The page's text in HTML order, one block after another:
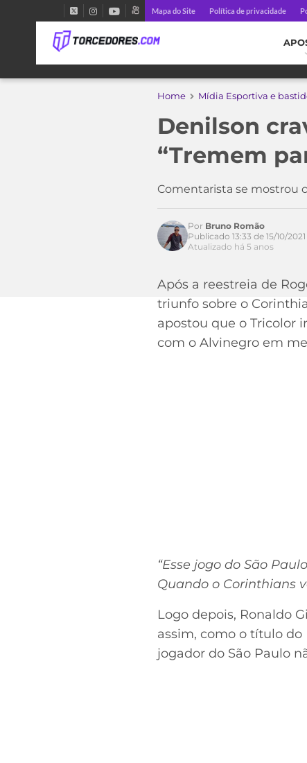
Mapa do Site Política de privacidade
Home Mídia Esportiva e
Denilson
“Tremem
Comentarista se mostrou
Por Bruno Romão
Publicado 13:33 de 15/10/2021
Atualizado há 5 anos
Após a reestreia de
triunfo sobre o
apostou que o Tricolor
com o Alvinegro em
“Esse jogo do São
Quando o Corinthians
Logo depois, Ronaldo
assim, como o título do
jogador do São Paulo